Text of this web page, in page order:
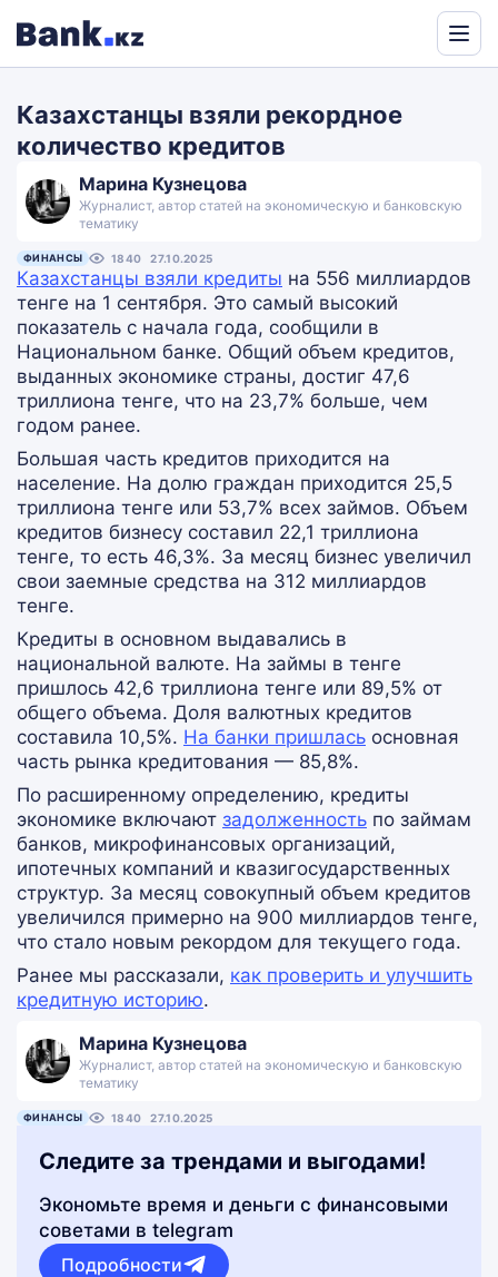
Translate
Казахстанцы взяли рекордное
количество кредитов
Марина Кузнецова
Журналист, автор статей на экономическую и банковскую
тематику
ФИНАНСЫ 1840 27.10.2025
Казахстанцы взяли кредиты на 556 миллиардов
тенге на 1 сентября. Это самый высокий
показатель с начала года, сообщили в
Национальном банке. Общий объем кредитов,
выданных экономике страны, достиг 47,6
триллиона тенге, что на 23,7% больше, чем
годом ранее.
Большая часть кредитов приходится на
население. На долю граждан приходится 25,5
триллиона тенге или 53,7% всех займов. Объем
кредитов бизнесу составил 22,1 триллиона
тенге, то есть 46,3%. За месяц бизнес увеличил
свои заемные средства на 312 миллиардов
тенге.
Кредиты в основном выдавались в
национальной валюте. На займы в тенге
пришлось 42,6 триллиона тенге или 89,5% от
общего объема. Доля валютных кредитов
составила 10,5%. На банки пришлась основная
часть рынка кредитования — 85,8%.
По расширенному определению, кредиты
экономике включают задолженность по займам
банков, микрофинансовых организаций,
ипотечных компаний и квазигосударственных
структур. За месяц совокупный объем кредитов
увеличился примерно на 900 миллиардов тенге,
что стало новым рекордом для текущего года.
Ранее мы рассказали, как проверить и улучшить
кредитную историю.
Марина Кузнецова
Журналист, автор статей на экономическую и банковскую
тематику
ФИНАНСЫ 1840 27.10.2025
Следите за трендами и выгодами!
Экономьте время и деньги с финансовыми
советами в telegram
Подробности